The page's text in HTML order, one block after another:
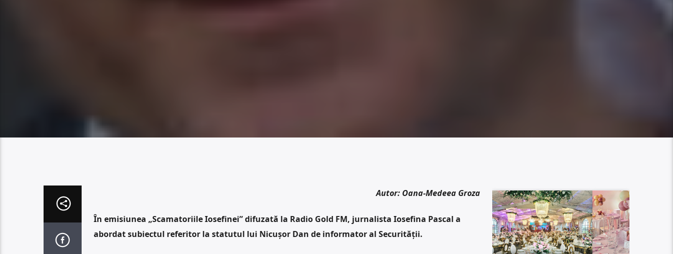
Autor: Oana-Medeea Groza
În emisiunea „Scamatoriile Iosefinei” difuzată la Radio Gold FM, jurnalista Iosefina Pascal a
abordat subiectul referitor la statutul lui Nicușor Dan de informator al Securității.